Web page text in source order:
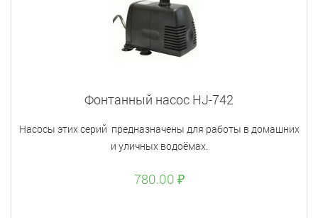
Фонтанный насос HJ-742
Насосы этих серий предназначены для работы в домашних
и уличных водоёмах.
780.00 ₽